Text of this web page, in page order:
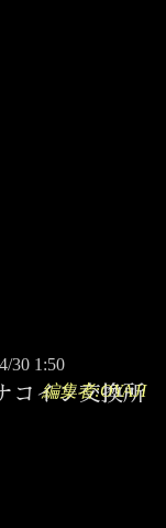
30 1:50
コイン交換所
編集者:OYAJI